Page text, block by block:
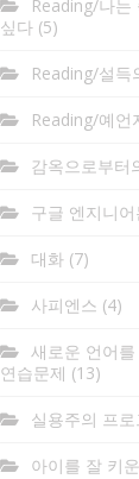
Reading/나는
싶다(5)
Reading/설득
Reading/예언
감옥으로부터
구글 엔지니
대화(7)
사피엔스 (4)
새로운 언어
연습문제 (13)
실용주의 프로
아이를 잘 키